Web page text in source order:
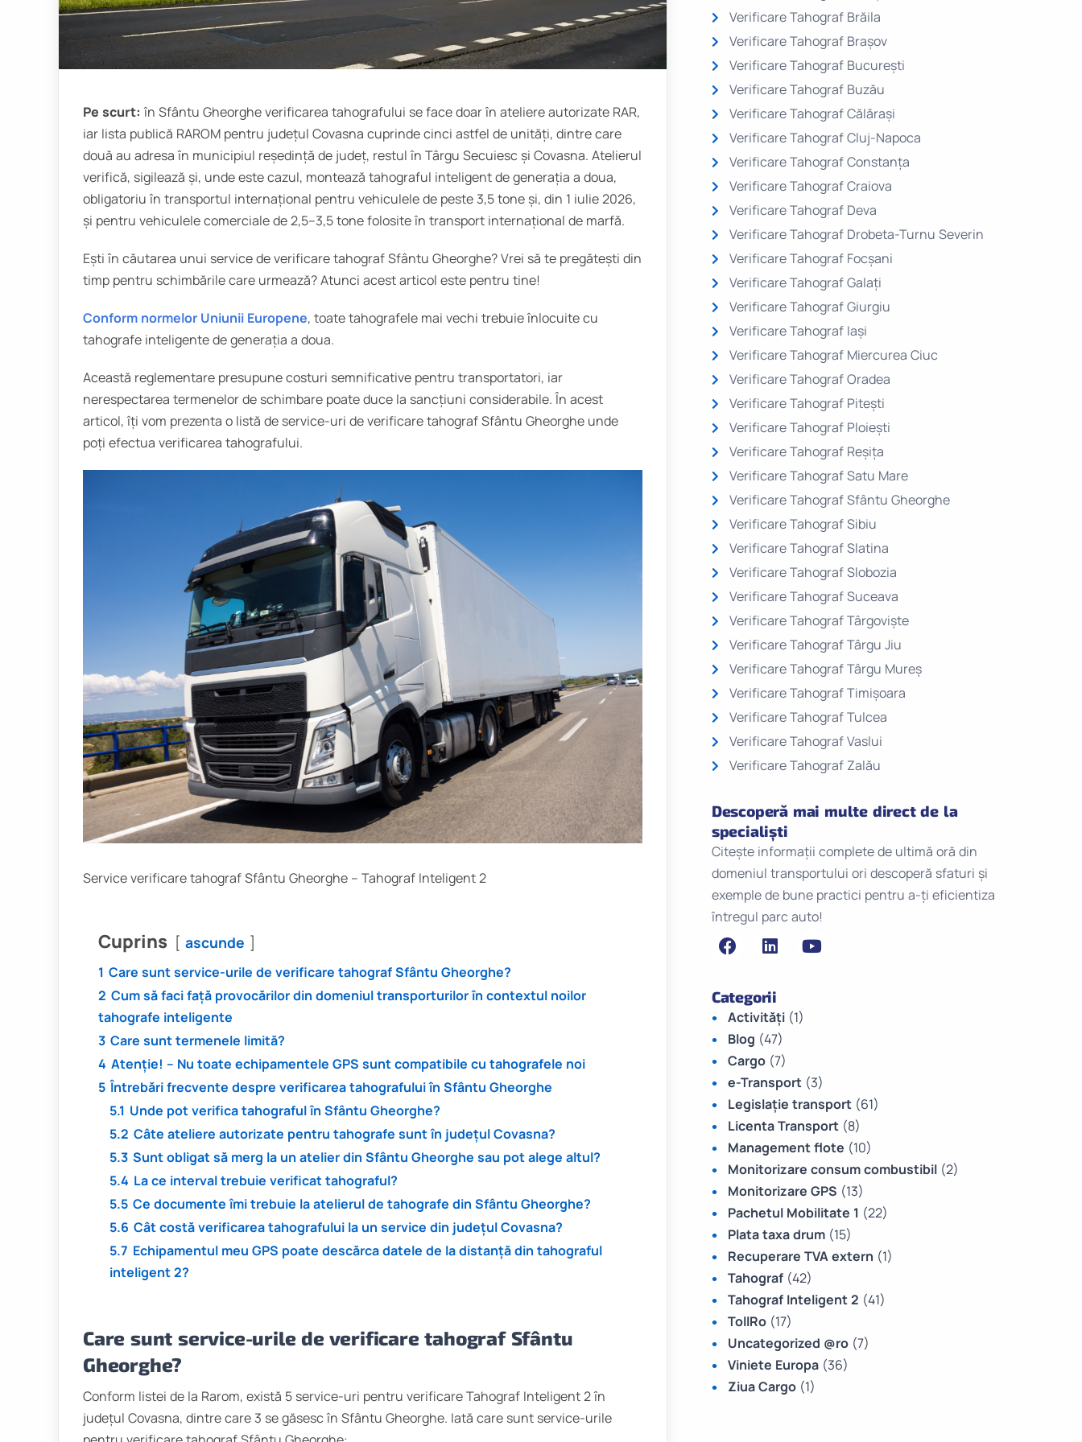
Pe scurt: în Sfântu Gheorghe verificarea tahografului se face doar în ateliere autorizate RAR,
iar lista publică RAROM pentru județul Covasna cuprinde cinci astfel de unități, dintre care
două au adresa în municipiul reședință de județ, restul în Târgu Secuiesc și Covasna. Atelierul
verifică, sigilează și, unde este cazul, montează tahograful inteligent de generația a doua,
obligatoriu în transportul internațional pentru vehiculele de peste 3,5 tone și, din 1 iulie 2026,
și pentru vehiculele comerciale de 2,5–3,5 tone folosite în transport internațional de marfă.
Ești în căutarea unui service de verificare tahograf Sfântu Gheorghe? Vrei să te pregătești din
timp pentru schimbările care urmează? Atunci acest articol este pentru tine!
Conform normelor Uniunii Europene, toate tahografele mai vechi trebuie înlocuite cu
tahografe inteligente de generația a doua.
Această reglementare presupune costuri semnificative pentru transportatori, iar
nerespectarea termenelor de schimbare poate duce la sancțiuni considerabile. În acest
articol, îți vom prezenta o listă de service-uri de verificare tahograf Sfântu Gheorghe unde
poți efectua verificarea tahografului.
Service verificare tahograf Sfântu Gheorghe – Tahograf Inteligent 2
Cuprins ascunde
1 Care sunt service-urile de verificare tahograf Sfântu Gheorghe?
2 Cum să faci față provocărilor din domeniul transporturilor în contextul noilor
tahografe inteligente
3 Care sunt termenele limită?
4 Atenție! – Nu toate echipamentele GPS sunt compatibile cu tahografele noi
5 Întrebări frecvente despre verificarea tahografului în Sfântu Gheorghe
5.1 Unde pot verifica tahograful în Sfântu Gheorghe?
5.2 Câte ateliere autorizate pentru tahografe sunt în județul Covasna?
5.3 Sunt obligat să merg la un atelier din Sfântu Gheorghe sau pot alege altul?
5.4 La ce interval trebuie verificat tahograful?
5.5 Ce documente îmi trebuie la atelierul de tahografe din Sfântu Gheorghe?
5.6 Cât costă verificarea tahografului la un service din județul Covasna?
5.7 Echipamentul meu GPS poate descărca datele de la distanță din tahograful
inteligent 2?
Care sunt service-urile de verificare tahograf Sfântu
Gheorghe?
Conform listei de la Rarom, există 5 service-uri pentru verificare Tahograf Inteligent 2 în
județul Covasna, dintre care 3 se găsesc în Sfântu Gheorghe. Iată care sunt service-urile
Verificare Tahograf Brăila
Verificare Tahograf Brașov
Verificare Tahograf București
Verificare Tahograf Buzău
Verificare Tahograf Călărași
Verificare Tahograf Cluj-Napoca
Verificare Tahograf Constanța
Verificare Tahograf Craiova
Verificare Tahograf Deva
Verificare Tahograf Drobeta-Turnu Severin
Verificare Tahograf Focșani
Verificare Tahograf Galați
Verificare Tahograf Giurgiu
Verificare Tahograf Iași
Verificare Tahograf Miercurea Ciuc
Verificare Tahograf Oradea
Verificare Tahograf Pitești
Verificare Tahograf Ploiești
Verificare Tahograf Reșița
Verificare Tahograf Satu Mare
Verificare Tahograf Sfântu Gheorghe
Verificare Tahograf Sibiu
Verificare Tahograf Slatina
Verificare Tahograf Slobozia
Verificare Tahograf Suceava
Verificare Tahograf Târgoviște
Verificare Tahograf Târgu Jiu
Verificare Tahograf Târgu Mureș
Verificare Tahograf Timișoara
Verificare Tahograf Tulcea
Verificare Tahograf Vaslui
Verificare Tahograf Zalău
Descoperă mai multe direct de la
specialiști
Citește informații complete de ultimă oră din
domeniul transportului ori descoperă sfaturi și
exemple de bune practici pentru a-ți eficientiza
întregul parc auto!
Categorii
Activități (1)
Blog (47)
Cargo (7)
e-Transport (3)
Legislație transport (61)
Licenta Transport (8)
Management flote (10)
Monitorizare consum combustibil (2)
Monitorizare GPS (13)
Pachetul Mobilitate 1 (22)
Plata taxa drum (15)
Recuperare TVA extern (1)
Tahograf (42)
Tahograf Inteligent 2 (41)
TollRo (17)
Uncategorized @ro (7)
Viniete Europa (36)
Ziua Cargo (1)